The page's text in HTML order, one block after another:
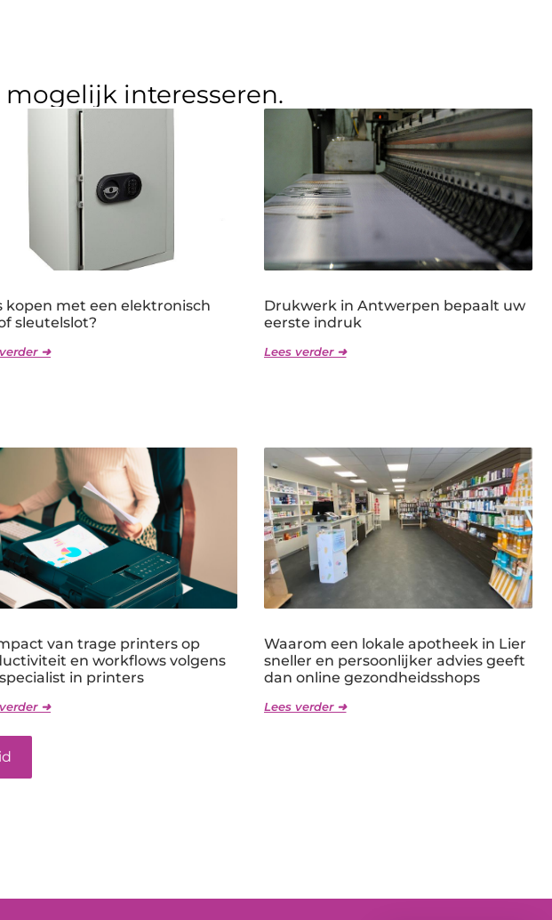
mogelijk interesseren.
kopen met een elektronisch
sleutelslot?
➜
Drukwerk in Antwerpen bepaalt uw
eerste indruk
Lees verder ➜
van trage printers op
en workflows volgens
in printers
➜
Waarom een lokale apotheek in Lier
sneller en persoonlijker advies geeft
dan online gezondheidsshops
Lees verder ➜